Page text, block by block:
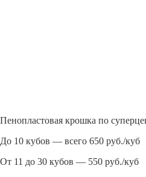
Пенопластовая крошка по
До 10 кубов — всего 650 руб./куб
От 11 до 30 кубов — 550 руб./куб